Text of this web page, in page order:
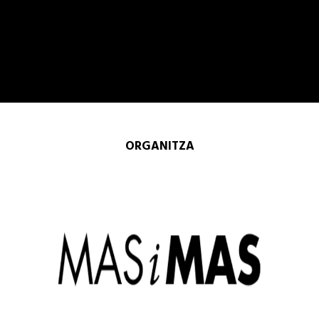
ORGANITZA